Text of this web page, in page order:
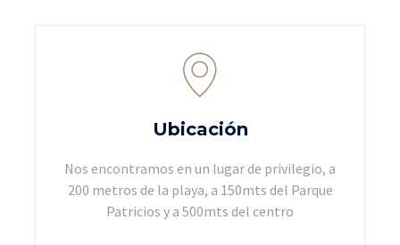
Ubicación
Nos encontramos en un lugar de privilegio, a
200 metros de la playa, a 150mts del Parque
Patricios y a 500mts del centro